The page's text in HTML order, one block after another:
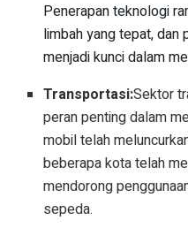
Penerapan teknologi
limbah yang tepat, dan
menjadi kunci dalam
Transportasi:Sektor
peran penting dalam
mobil telah
beberapa kota telah
mendorong
sepeda.